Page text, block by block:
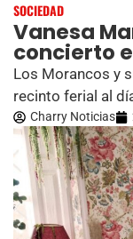
SOCIEDAD
Vanesa
concierto
Los Morancos y
recinto ferial al
Charry Noticias